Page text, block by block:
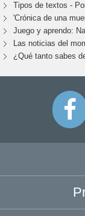
Tipos de textos -
'Crónica de una
Juego y aprendo:
Las noticias del
¿Qué tanto sabes